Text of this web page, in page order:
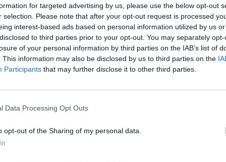
for targeted advertising by us, please use the below opt-out
selection. Please note that after your opt-out request is processed
interest-based ads based on personal information utilized by us
to third parties prior to your opt-out. You may separately
of your personal information by third parties on the IAB’s list of
This information may also be disclosed by us to third parties on the
Participants that may further disclose it to other third parties.
Data Processing Opt Outs
opt-out of the Sharing of my personal data.
dabar Zgorželeco "Turow" (Lenkija) spalvas ginantis
abu metimus, o kitoje atakoje "Žalgiris" gavo baudą -
taiklų metimą, nuvedusį "Maccabi" į pratęsimą, o iš ten - į